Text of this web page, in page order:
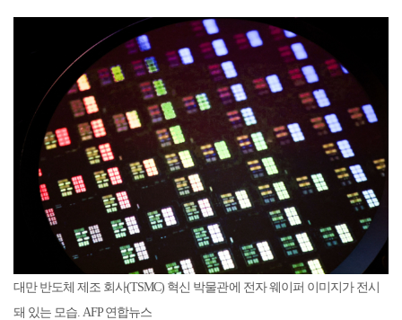
대만 반도체 제조 회사(TSMC) 혁신 박물관에 전자 웨이퍼 이미지가 전시
돼 있는 모습. AFP 연합뉴스